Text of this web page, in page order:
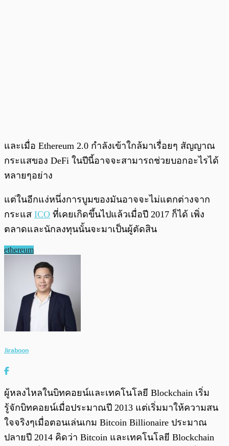
และเมื่อ Ethereum 2.0 กำลังเข้าใกล้มาเรื่อยๆ สัญญาณ
กระแสของ DeFi ในปีนี้อาจจะสามารถช่วยบอกอะไรได้
หลายๆอย่าง
แต่ในอีกแง่หนึ่งการบูมของมันอาจจะไม่แตกต่างจาก
กระแส ICO ที่เคยเกิดขึ้นไปแล้วเมื่อปี 2017 ก็ได้ เพิ่ง
ตลาดและนักลงทุนนั้นจะมาเป็นผู้ตัดสิน
ethereum
Jiraboon
ผู้หลงไหลในบิทคอยน์และเทคโนโลยี Blockchain เริ่ม
รู้จักบิทคอยน์เมื่อประมาณปี 2013 แต่เริ่มมาให้ความสน
ใจจริงๆเมื่อตอนเล่นเกม Bitcoin Billionaire ประมาณ
ปลายปี 2014 คิดว่า Bitcoin และเทคโนโลยี Blockchain